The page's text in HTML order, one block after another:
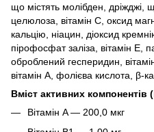
що містять молібден, дріжджі,
целюлоза, вітамін C, оксид
кальцію, ніацин, діоксид
пірофосфат заліза, вітамін E,
оброблений гесперидин,
вітамін A, фолієва кислота, β-
Вміст активних компонентів
Вітамін A — 200,0 мкг